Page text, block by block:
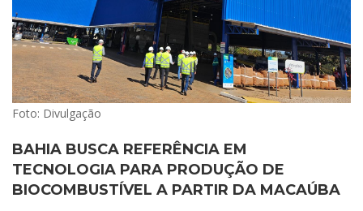
Foto: Divulgação
BAHIA BUSCA REFERÊNCIA EM
TECNOLOGIA PARA PRODUÇÃO DE
BIOCOMBUSTÍVEL A PARTIR DA MACAÚBA